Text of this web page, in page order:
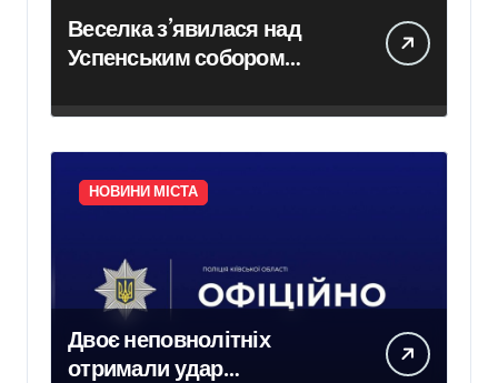
Веселка з’явилася над
Успенським собором
НОВИНИ МІСТА
Двоє неповнолітніх
отримали удар